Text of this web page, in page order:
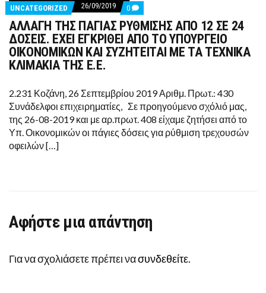
UNCATEGORIZED 26/09/2019 0 COMMENTS
ON
ΑΛΛΑΓΗ
ΤΗΣ
ΠΑΓΙΑΣ
ΡΥΘΜΙΣΗΣ
ΔΟΣΕΙΣ.
ΕΧΕΙ
ΕΓΚΡΙΘΕΙ
ΑΠΟ
ΤΟ
Ε.Ε.
ΑΛΛΑΓΗ ΤΗΣ ΠΑΓΙΑΣ ΡΥΘΜΙΣΗΣ ΑΠΟ 12 ΣΕ 24
ΔΟΣΕΙΣ. ΕΧΕΙ ΕΓΚΡΙΘΕΙ ΑΠΟ ΤΟ ΥΠΟΥΡΓΕΙΟ
ΟΙΚΟΝΟΜIΚΩΝ ΚΑΙ ΣΥΖΗΤΕΙΤΑΙ ΜΕ ΤΑ ΤΕΧΝΙΚΑ
ΚΛΙΜΑΚΙΑ ΤΗΣ Ε.Ε.
2.231 Κοζάνη, 26 Σεπτεμβρίου 2019 Αριθμ. Πρωτ.: 430
Συνάδελφοι επιχειρηματίες, Σε προηγούμενο σχόλιό μας,
της 26-08-2019 και με αρ.πρωτ. 408 είχαμε ζητήσει από το
Υπ. Οικονομικών οι πάγιες δόσεις για ρύθμιση τρεχουσών
οφειλών […]
Αφήστε μια απάντηση
Για να σχολιάσετε πρέπει νασυνδεθείτε.